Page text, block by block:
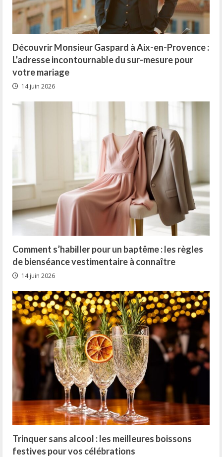
Découvrir Monsieur Gaspard à Aix-en-Provence :
L’adresse incontournable du sur-mesure pour
votre mariage
14 juin 2026
Comment s’habiller pour un baptême : les règles
de bienséance vestimentaire à connaître
14 juin 2026
Trinquer sans alcool : les meilleures boissons
festives pour vos célébrations